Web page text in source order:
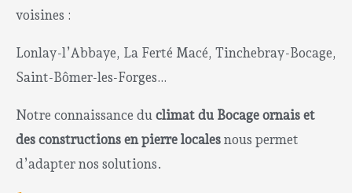
voisines :
Lonlay-l’Abbaye, La Ferté Macé, Tinchebray-Bocage,
Saint-Bômer-les-Forges…
Notre connaissance du climat du Bocage ornais et
des constructions en pierre locales nous permet
d’adapter nos solutions.